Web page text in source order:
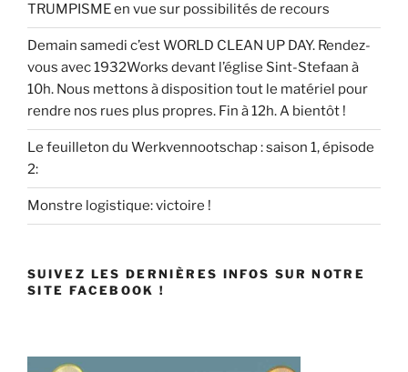
TRUMPISME en vue sur possibilités de recours
Demain samedi c’est WORLD CLEAN UP DAY. Rendez-
vous avec 1932Works devant l’église Sint-Stefaan à
10h. Nous mettons à disposition tout le matériel pour
rendre nos rues plus propres. Fin à 12h. A bientôt !
Le feuilleton du Werkvennootschap : saison 1, épisode
2:
Monstre logistique: victoire !
SUIVEZ LES DERNIÈRES INFOS SUR NOTRE
SITE FACEBOOK !